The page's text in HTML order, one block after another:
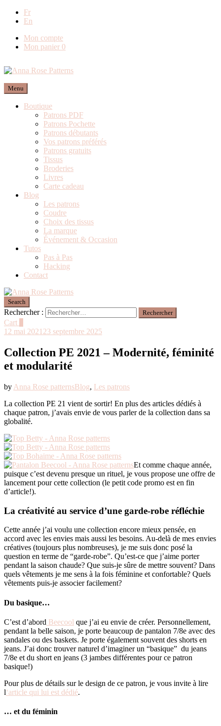
Fr
En
Mon compte
Mon panier 0
Menu
Boutique
Patrons PDF
Patrons Pochette
Patrons débutants
Vos patrons préférés
Patrons gratuits
Tissus
Broderies
Livres
Carte cadeau
Blog
Les patrons
Coudre
Choix des tissus
La marque
Événement & Occasion
Tutos
Pas à Pas
Hacking
Contact
Search
Rechercher :
Cart
12 mai 2021 23 septembre 2025
Collection PE 2021 – Modernité, féminité
et modularité
by Anna Rose patternsBlog, Les patrons
La collection PE 21 vient de sortir! En plus des articles dédiés à
chaque patron, j’avais envie de vous parler de la collection dans sa
globalité.
Et comme chaque année,
puisque c’est devenu presque un rituel, je vous propose une offre de
lancement pour cette collection (le petit code promo est en fin
d’article!).
La créativité au service d’une garde-robe réfléchie
Cette année j’ai voulu une collection encore mieux pensée, en
accord avec les envies mais aussi les besoins. Au-delà de mes envies
créatives (toujours plus nombreuses), je me suis donc posé la
question en terme de “garde-robe”. Qu’est-ce que j’aime porter
pendant la saison chaude? Que suis-je sûre de mettre souvent? Dans
quels vêtements je me sens à la fois féminine et confortable? Quels
vêtements puis-je associer facilement?
Du basique…
C’est d’abord Beecool que j’ai eu envie de créer. Personnellement,
pendant la belle saison, je porte beaucoup de pantalon 7/8e avec des
sandales ou des baskets. Je porte également souvent des shorts en
jeans. J’ai donc trouver naturel d’imaginer un “basique” du jeans
7/8e et du short en jeans (3 jambes différentes pour ce patron
basique!)
Pour plus de détails sur le design de ce patron, je vous invite à lire
l‘article qui lui est dédié.
… et du féminin
Livraison offerte en France métropolitaine dès
80€ de commande (Expédition via Mondial